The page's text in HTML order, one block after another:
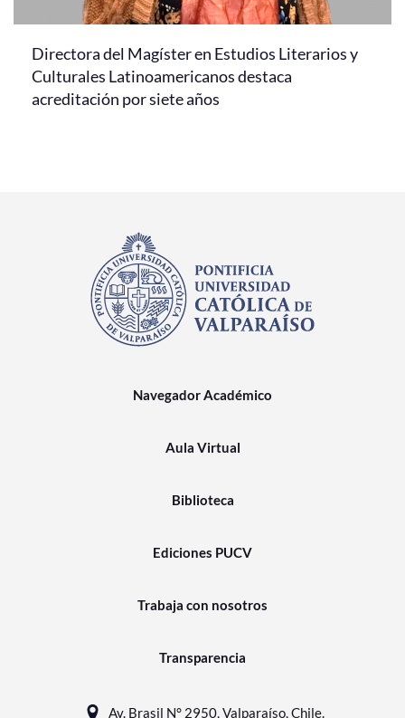
Directora del Magíster en Estudios Literarios y
Culturales Latinoamericanos destaca
acreditación por siete años
Navegador Académico
Aula Virtual
Biblioteca
Ediciones PUCV
Trabaja con nosotros
Transparencia
Av. Brasil N° 2950, Valparaíso, Chile.